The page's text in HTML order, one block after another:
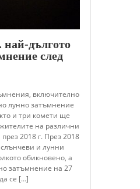
най-дългото
след
включително
лунно затъмнение
и три комети ще
на различни
2018 г. През 2018
и лунни
обикновено, а
затъмнение на 27
се […]